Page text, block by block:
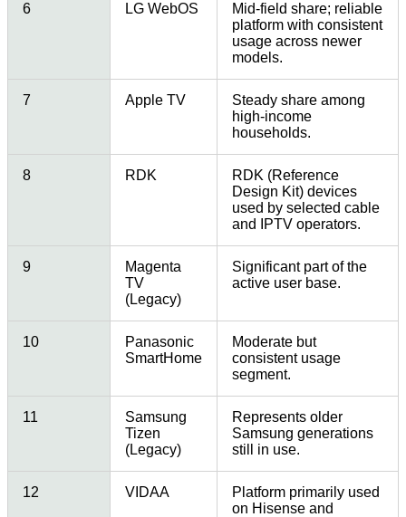
6 LG WebOS
Mid-field share; reliable
platform with consistent
usage across newer
models.
7 Apple TV
Steady share among
high-income
households.
8 RDK
RDK (Reference
Design Kit) devices
used by selected cable
and IPTV operators.
9
Magenta
TV
(Legacy)
Significant part of the
active user base.
10
Panasonic
SmartHome
Moderate but
consistent usage
segment.
11
Samsung
Tizen
(Legacy)
Represents older
Samsung generations
still in use.
12 VIDAA
Platform primarily used
on Hisense and